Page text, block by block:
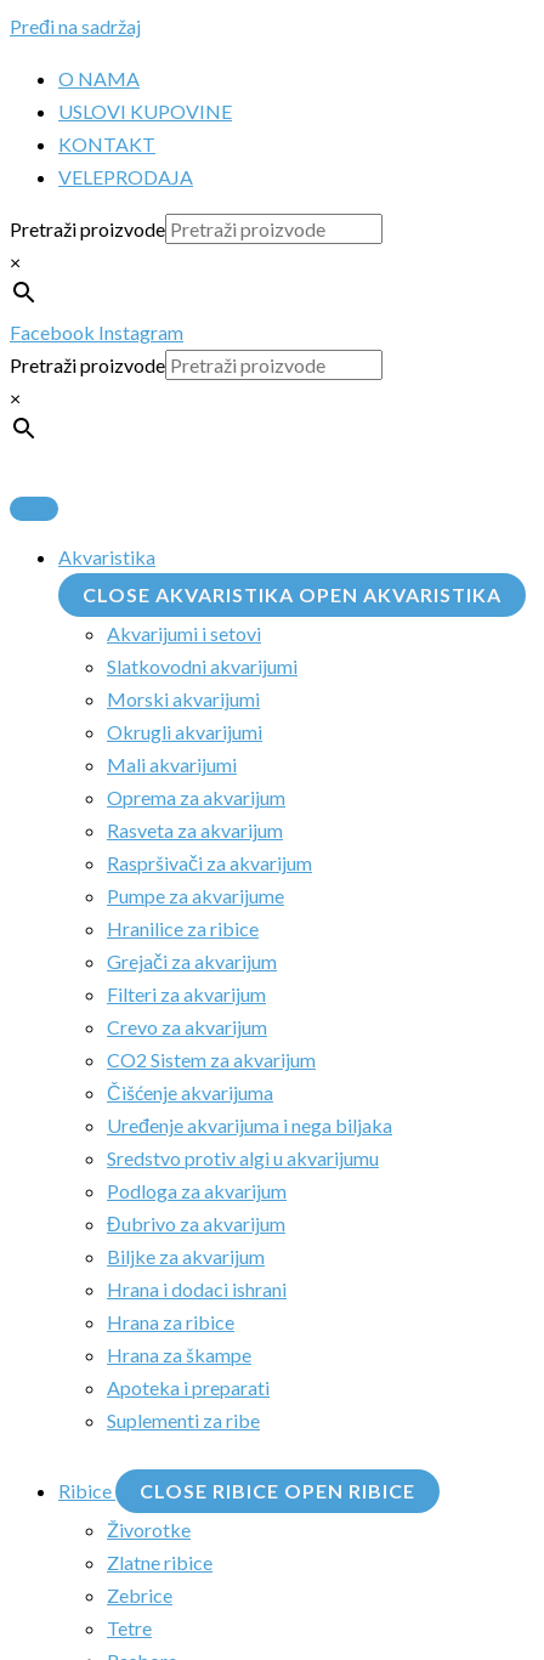
Pređi na sadržaj
O NAMA
USLOVI KUPOVINE
KONTAKT
VELEPRODAJA
Pretraži proizvode
×
Facebook Instagram
Pretraži proizvode
×
Akvaristika
CLOSE AKVARISTIKA OPEN AKVARISTIKA
Akvarijumi i setovi
Slatkovodni akvarijumi
Morski akvarijumi
Okrugli akvarijumi
Mali akvarijumi
Oprema za akvarijum
Rasveta za akvarijum
Raspršivači za akvarijum
Pumpe za akvarijume
Hranilice za ribice
Grejači za akvarijum
Filteri za akvarijum
Crevo za akvarijum
CO2 Sistem za akvarijum
Čišćenje akvarijuma
Uređenje akvarijuma i nega biljaka
Sredstvo protiv algi u akvarijumu
Podloga za akvarijum
Đubrivo za akvarijum
Biljke za akvarijum
Hrana i dodaci ishrani
Hrana za ribice
Hrana za škampe
Apoteka i preparati
Suplementi za ribe
Ribice CLOSE RIBICE OPEN RIBICE
Živorotke
Zlatne ribice
Zebrice
Tetre